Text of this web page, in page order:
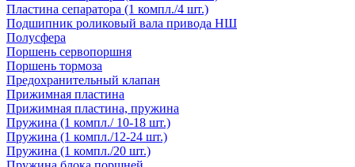
Пластина сепаратора (1 компл./4 шт.)
Подшипник роликовый вала привода НШ
Полусфера
Поршень сервопоршня
Поршень тормоза
Предохранительный клапан
Прижимная пластина
Прижимная пластина, пружина
Пружина (1 компл./ 10-18 шт.)
Пружина (1 компл./12-24 шт.)
Пружина (1 компл./20 шт.)